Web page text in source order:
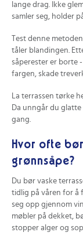
lange drag. Ikke
samler seg, holder
Test denne
tåler blandingen.
såperester er borte
fargen, skade
La terrassen tørke
Da unngår du
gang.
Hvor ofte
grønnsåpe?
Du bør vaske
tidlig på våren for å
seg opp gjennom
møbler på dekket,
stopper alger og